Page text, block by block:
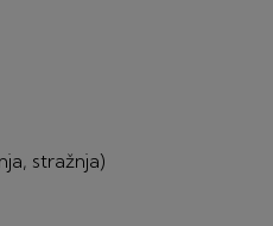
stražnja)